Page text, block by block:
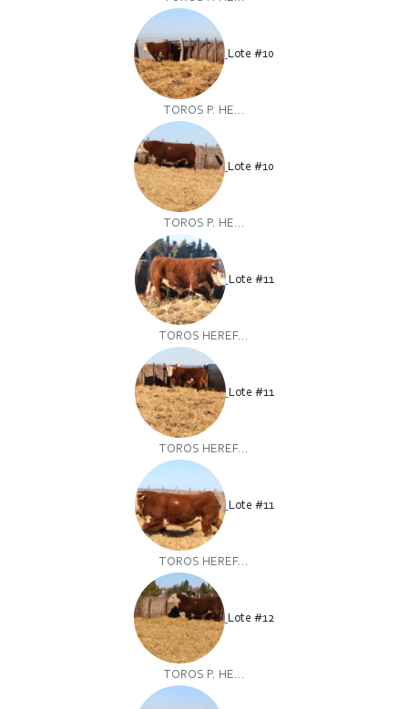
Lote #10
TOROS P. HE...
Lote #10
TOROS P. HE...
Lote #11
TOROS HEREF...
Lote #11
TOROS HEREF...
Lote #11
TOROS HEREF...
Lote #12
TOROS P. HE...